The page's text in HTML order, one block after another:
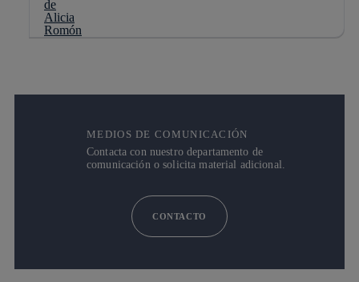
MEDIOS DE COMUNICACIÓN
Contacta con nuestro departamento de
comunicación o solicita material adicional.
CONTACTO